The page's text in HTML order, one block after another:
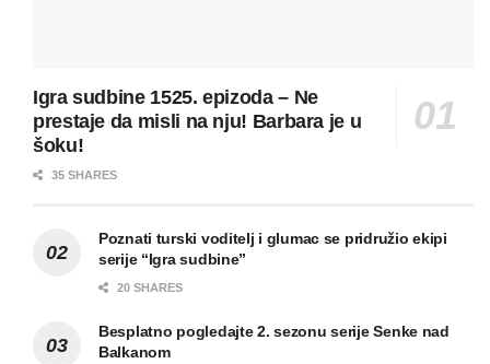
Igra sudbine 1525. epizoda – Ne
prestaje da misli na nju! Barbara je u
šoku!
35 SHARES
Poznati turski voditelj i glumac se pridružio ekipi
serije “Igra sudbine”
20 SHARES
Besplatno pogledajte 2. sezonu serije Senke nad
Balkanom